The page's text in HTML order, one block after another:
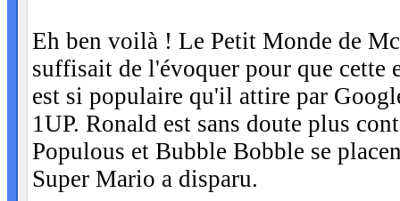
Eh ben voilà ! Le Petit Monde de
suffisait de l'évoquer pour que cette
est si populaire qu'il attire par
1UP. Ronald est sans doute plus
Populous et Bubble Bobble se
Super Mario a disparu.